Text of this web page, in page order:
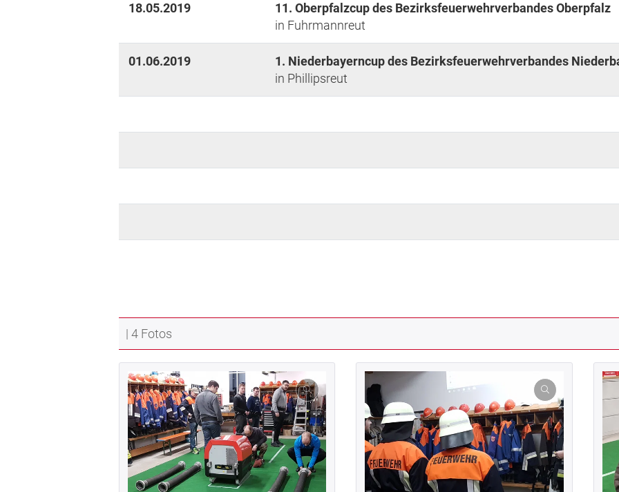
18.05.2019
11. Oberpfalzcup des Bezirksfeuerwehrverbandes Oberpfalz
in Fuhrmannreut
01.06.2019
1. Niederbayerncup des Bezirksfeuerwehrverbandes
in Phillipsreut
| 4 Fotos